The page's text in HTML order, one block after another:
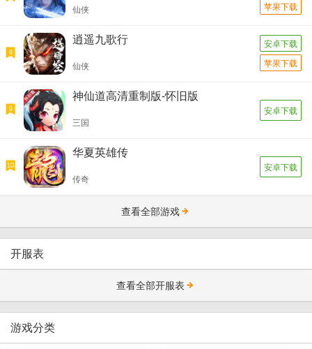
仙侠
苹果下载
8
逍遥九歌行
仙侠
安卓下载
苹果下载
9
神仙道高清重制版-怀旧版
三国
安卓下载
10
华夏英雄传
传奇
安卓下载
查看全部游戏
开服表
查看全部开服表
游戏分类